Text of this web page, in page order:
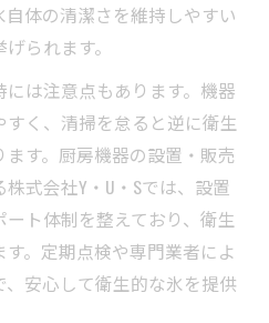
体の清潔さを維持しやすい
られます。
は注意点もあります。機器
く、清掃を怠ると逆に衛生
す。厨房機器の設置・販売
式会社Y・U・Sでは、設置
ト体制を整えており、衛生
。定期点検や専門業者によ
安心して衛生的な氷を提供